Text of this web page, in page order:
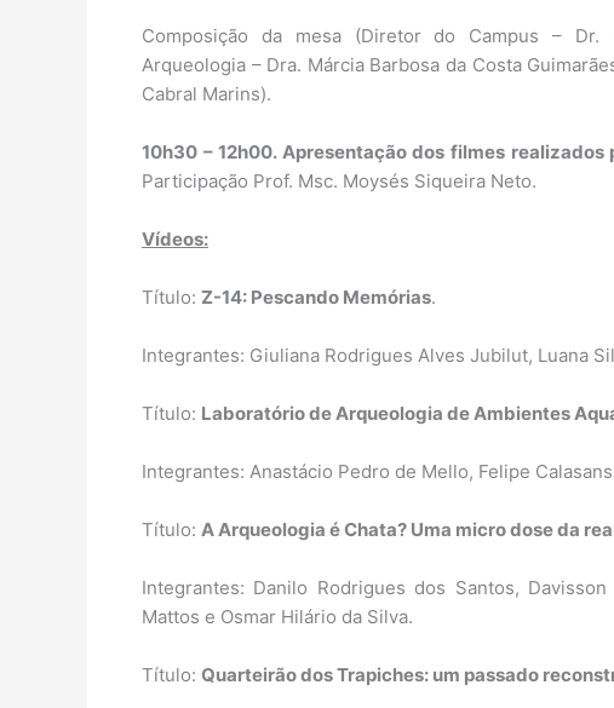
Composição da mesa (Diretor do Campus –
Arqueologia – Dra. Márcia Barbosa da Costa
Cabral Marins).
10h30 – 12h00. Apresentação dos filmes
Participação Prof. Msc. Moysés Siqueira Neto.
Vídeos:
Título: Z-14: Pescando Memórias.
Integrantes: Giuliana Rodrigues Alves Jubilut, Luana
Título: Laboratório de Arqueologia de Ambientes
Integrantes: Anastácio Pedro de Mello, Felipe
Título: A Arqueologia é Chata? Uma micro dose da
Integrantes: Danilo Rodrigues dos Santos,
Mattos e Osmar Hilário da Silva.
Título: Quarteirão dos Trapiches: um passado